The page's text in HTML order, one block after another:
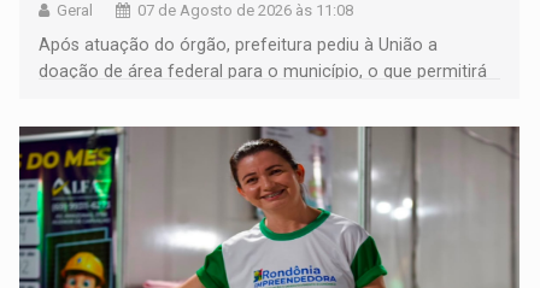
Geral 07 de Agosto de 2026 às 11:08
Após atuação do órgão, prefeitura pediu à União a
doação de área federal para o município, o que permitirá